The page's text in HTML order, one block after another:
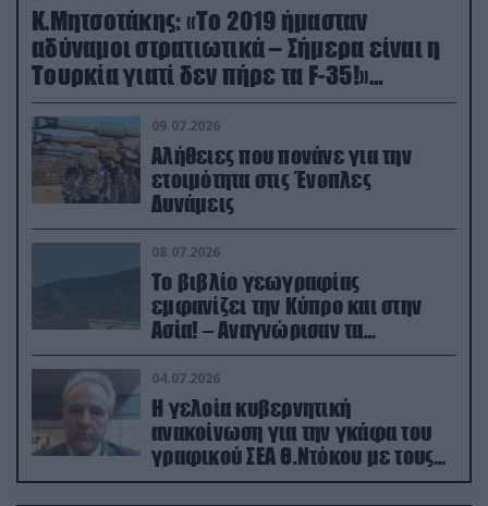
Κ.Μητσοτάκης: «Το 2019 ήμασταν
αδύναμοι στρατιωτικά – Σήμερα είναι η
Τουρκία γιατί δεν πήρε τα F-35!»
(βίντεο)
09.07.2026
Αλήθειες που πονάνε για την
ετοιμότητα στις Ένοπλες
Δυνάμεις
08.07.2026
Το βιβλίο γεωγραφίας
εμφανίζει την Κύπρο και στην
Ασία! – Αναγνώρισαν τα
κατεχόμενα; (φωτο)
04.07.2026
Η γελοία κυβερνητική
ανακοίνωση για την γκάφα του
γραφικού ΣΕΑ Θ.Ντόκου με τους
Ρώσους φαρσέρ